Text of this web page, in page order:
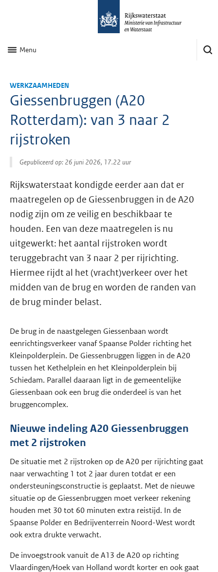
Menu
WERKZAAMHEDEN
Giessenbruggen (A20
Rotterdam): van 3 naar 2
rijstroken
Gepubliceerd op: 26 juni 2026, 17.22 uur
Rijkswaterstaat kondigde eerder aan dat er
maatregelen op de Giessenbruggen in de A20
nodig zijn om ze veilig en beschikbaar te
houden. Een van deze maatregelen is nu
uitgewerkt: het aantal rijstroken wordt
teruggebracht van 3 naar 2 per rijrichting.
Hiermee rijdt al het (vracht)verkeer over het
midden van de brug en worden de randen van
de brug minder belast.
De brug in de naastgelegen Giessenbaan wordt
eenrichtingsverkeer vanaf Spaanse Polder richting het
Kleinpolderplein. De Giessenbruggen liggen in de A20
tussen het Kethelplein en het Kleinpolderplein bij
Schiedam. Parallel daaraan ligt in de gemeentelijke
Giessenbaan ook een brug die onderdeel is van het
bruggencomplex.
Nieuwe indeling A20 Giessenbruggen
met 2 rijstroken
De situatie met 2 rijstroken op de A20 per rijrichting gaat
naar verwachting 1 tot 2 jaar duren totdat er een
ondersteuningsconstructie is geplaatst. Met de nieuwe
situatie op de Giessenbruggen moet verkeer rekening
houden met 30 tot 60 minuten extra reistijd. In de
Spaanse Polder en Bedrijventerrein Noord-West wordt
ook extra drukte verwacht.
De invoegstrook vanuit de A13 de A20 op richting
Vlaardingen/Hoek van Holland wordt korter en ook gaat